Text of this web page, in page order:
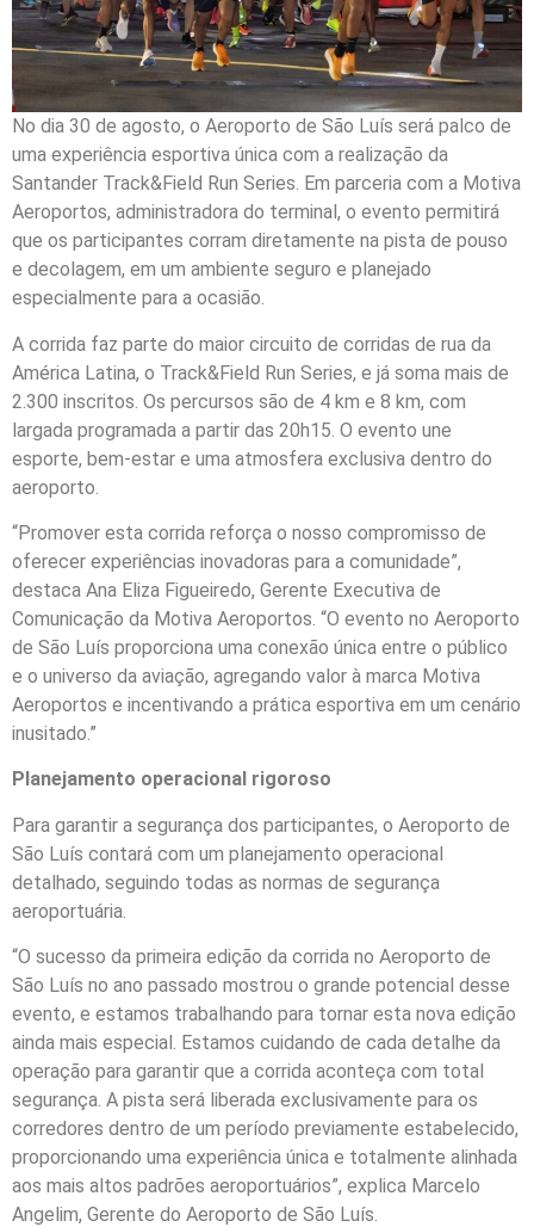
No dia 30 de agosto, o Aeroporto de São Luís será palco de
uma experiência esportiva única com a realização da
Santander Track&Field Run Series. Em parceria com a Motiva
Aeroportos, administradora do terminal, o evento permitirá
que os participantes corram diretamente na pista de pouso
e decolagem, em um ambiente seguro e planejado
especialmente para a ocasião.
A corrida faz parte do maior circuito de corridas de rua da
América Latina, o Track&Field Run Series, e já soma mais de
2.300 inscritos. Os percursos são de 4 km e 8 km, com
largada programada a partir das 20h15. O evento une
esporte, bem-estar e uma atmosfera exclusiva dentro do
aeroporto.
“Promover esta corrida reforça o nosso compromisso de
oferecer experiências inovadoras para a comunidade”,
destaca Ana Eliza Figueiredo, Gerente Executiva de
Comunicação da Motiva Aeroportos. “O evento no Aeroporto
de São Luís proporciona uma conexão única entre o público
e o universo da aviação, agregando valor à marca Motiva
Aeroportos e incentivando a prática esportiva em um cenário
inusitado.”
Planejamento operacional rigoroso
Para garantir a segurança dos participantes, o Aeroporto de
São Luís contará com um planejamento operacional
detalhado, seguindo todas as normas de segurança
aeroportuária.
“O sucesso da primeira edição da corrida no Aeroporto de
São Luís no ano passado mostrou o grande potencial desse
evento, e estamos trabalhando para tornar esta nova edição
ainda mais especial. Estamos cuidando de cada detalhe da
operação para garantir que a corrida aconteça com total
segurança. A pista será liberada exclusivamente para os
corredores dentro de um período previamente estabelecido,
proporcionando uma experiência única e totalmente alinhada
aos mais altos padrões aeroportuários”, explica Marcelo
Angelim, Gerente do Aeroporto de São Luís.